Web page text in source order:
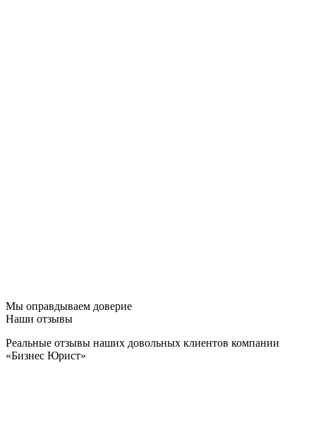
Мы оправдываем доверие
Наши отзывы
Реальные отзывы наших довольных клиентов компании
«Бизнес Юрист»